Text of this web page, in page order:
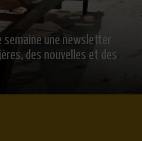
semaine une newsletter
des nouvelles et des